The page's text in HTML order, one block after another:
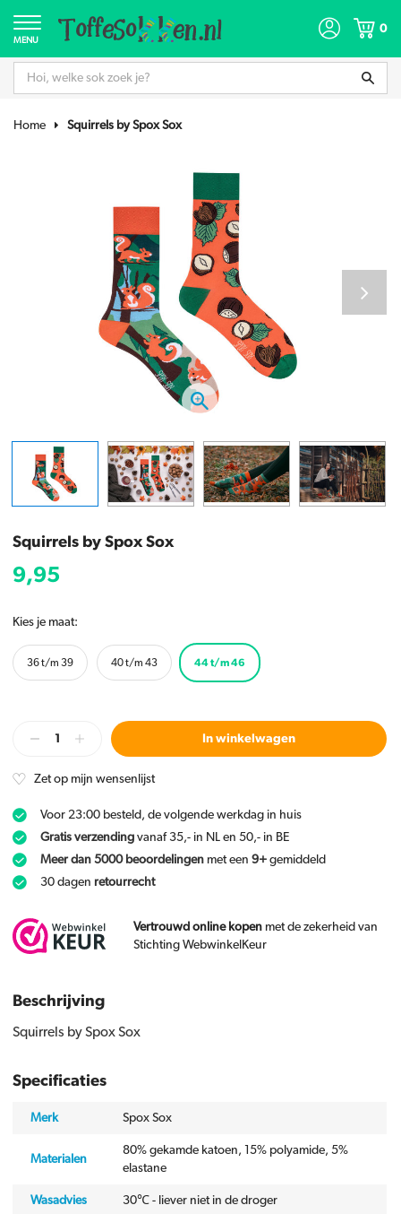
MENU
0
Home Squirrels by Spox Sox
Squirrels by Spox Sox
9,95
Kies je maat:
36 t/m 39 40 t/m 43 44 t/m 46
In winkelwagen
Zet op mijn wensenlijst
Voor 23:00 besteld, de volgende werkdag in huis
Gratis verzending vanaf 35,- in NL en 50,- in BE
Meer dan 5000 beoordelingen met een 9+ gemiddeld
30 dagen retourrecht
Vertrouwd online kopen met de zekerheid van
Stichting WebwinkelKeur
Beschrijving
Squirrels by Spox Sox
Specificaties
Merk Spox Sox
Materialen
80% gekamde katoen, 15% polyamide, 5%
elastane
Wasadvies 30℃ - liever niet in de droger